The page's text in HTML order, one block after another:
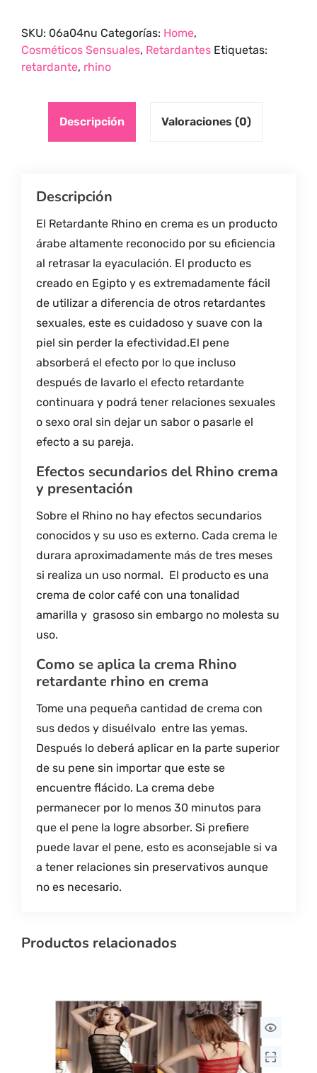
SKU: 06a04nu Categorías: Home,
Cosméticos Sensuales, Retardantes Etiquetas:
retardante, rhino
Descripción Valoraciones (0)
Descripción
El Retardante Rhino en crema es un producto
árabe altamente reconocido por su eficiencia
al retrasar la eyaculación. El producto es
creado en Egipto y es extremadamente fácil
de utilizar a diferencia de otros retardantes
sexuales, este es cuidadoso y suave con la
piel sin perder la efectividad.El pene
absorberá el efecto por lo que incluso
después de lavarlo el efecto retardante
continuara y podrá tener relaciones sexuales
o sexo oral sin dejar un sabor o pasarle el
efecto a su pareja.
Efectos secundarios del Rhino crema
y presentación
Sobre el Rhino no hay efectos secundarios
conocidos y su uso es externo. Cada crema le
durara aproximadamente más de tres meses
si realiza un uso normal. El producto es una
crema de color café con una tonalidad
amarilla y grasoso sin embargo no molesta su
uso.
Como se aplica la crema Rhino
retardante rhino en crema
Tome una pequeña cantidad de crema con
sus dedos y disuélvalo entre las yemas.
Después lo deberá aplicar en la parte superior
de su pene sin importar que este se
encuentre flácido. La crema debe
permanecer por lo menos 30 minutos para
que el pene la logre absorber. Si prefiere
puede lavar el pene, esto es aconsejable si va
a tener relaciones sin preservativos aunque
no es necesario.
Productos relacionados